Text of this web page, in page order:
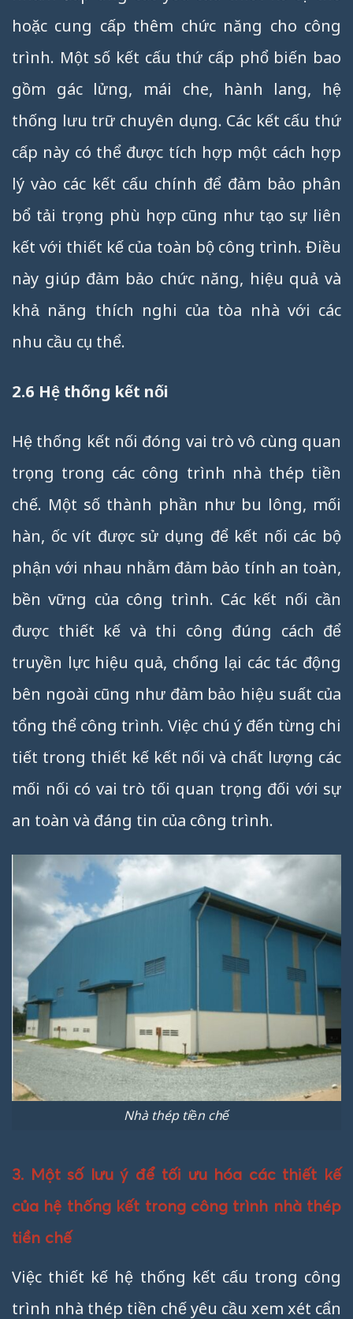
hoặc cung cấp thêm chức năng cho công
trình. Một số kết cấu thứ cấp phổ biến bao
gồm gác lửng, mái che, hành lang, hệ
thống lưu trữ chuyên dụng. Các kết cấu thứ
cấp này có thể được tích hợp một cách hợp
lý vào các kết cấu chính để đảm bảo phân
bổ tải trọng phù hợp cũng như tạo sự liên
kết với thiết kế của toàn bộ công trình. Điều
này giúp đảm bảo chức năng, hiệu quả và
khả năng thích nghi của tòa nhà với các
nhu cầu cụ thể.
2.6 Hệ thống kết nối
Hệ thống kết nối đóng vai trò vô cùng quan
trọng trong các công trình nhà thép tiền
chế. Một số thành phần như bu lông, mối
hàn, ốc vít được sử dụng để kết nối các bộ
phận với nhau nhằm đảm bảo tính an toàn,
bền vững của công trình. Các kết nối cần
được thiết kế và thi công đúng cách để
truyền lực hiệu quả, chống lại các tác động
bên ngoài cũng như đảm bảo hiệu suất của
tổng thể công trình. Việc chú ý đến từng chi
tiết trong thiết kế kết nối và chất lượng các
mối nối có vai trò tối quan trọng đối với sự
an toàn và đáng tin của công trình.
Nhà thép tiền chế
3. Một số lưu ý để tối ưu hóa các thiết kế
của hệ thống kết trong công trình nhà thép
tiền chế
Việc thiết kế hệ thống kết cấu trong công
trình nhà thép tiền chế yêu cầu xem xét cẩn